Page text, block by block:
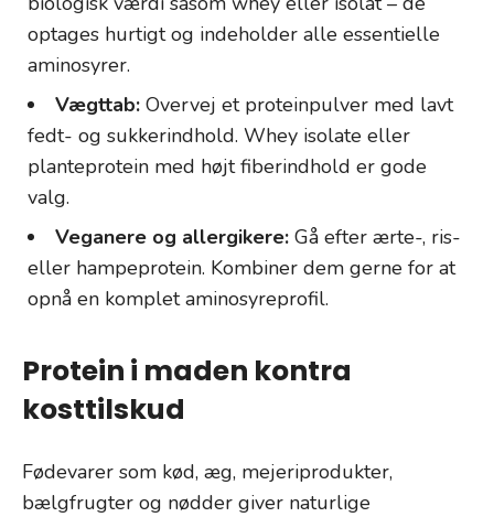
optages hurtigt og indeholder alle essentielle
aminosyrer.
Vægttab: Overvej et proteinpulver med lavt
fedt- og sukkerindhold. Whey isolate eller
planteprotein med højt fiberindhold er gode
valg.
Veganere og allergikere: Gå efter ærte-, ris-
eller hampeprotein. Kombiner dem gerne for at
opnå en komplet aminosyreprofil.
Protein i maden kontra
kosttilskud
Fødevarer som kød, æg, mejeriprodukter,
bælgfrugter og nødder giver naturlige